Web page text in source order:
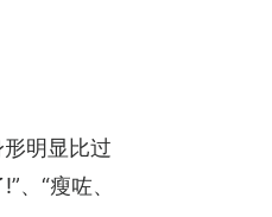
明显比过
“瘦咗、